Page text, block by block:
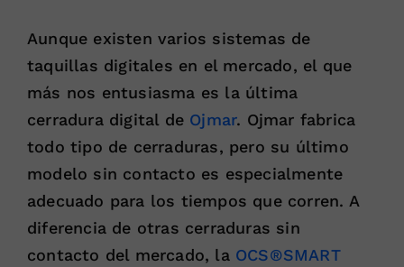
Aunque existen varios sistemas de
taquillas digitales en el mercado, el que
más nos entusiasma es la última
cerradura digital de Ojmar. Ojmar fabrica
todo tipo de cerraduras, pero su último
modelo sin contacto es especialmente
adecuado para los tiempos que corren. A
diferencia de otras cerraduras sin
contacto del mercado, la OCS®SMART